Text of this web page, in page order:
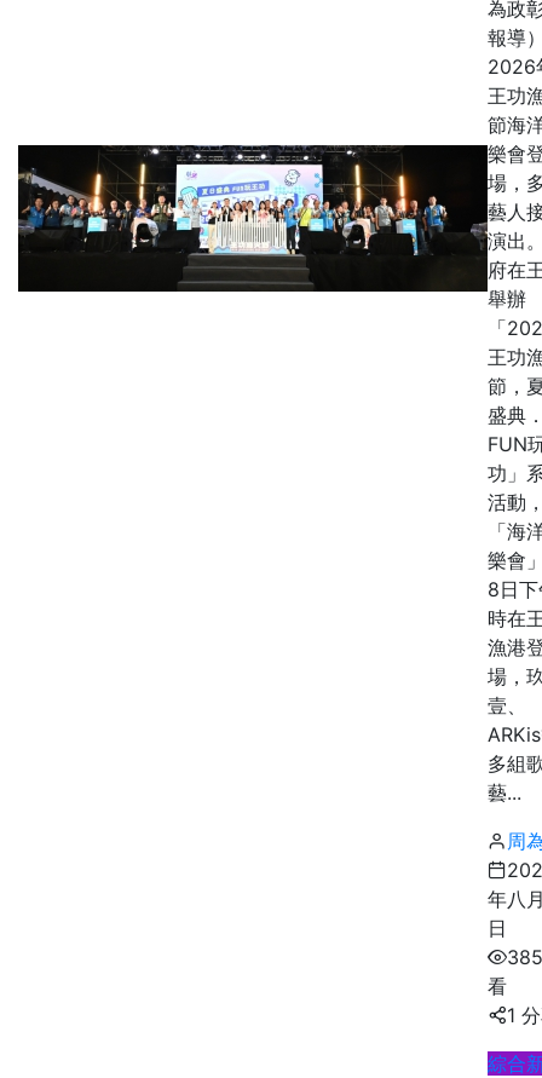
為政
報導
2026
王功
節海
樂會
場，
藝人
演出
府在
舉辦
「
王功
節，
盛典
FUN
功」
活動
「海
樂會
8日
時在
漁港
場，
壹、
多組
藝...
周
年八
日
看
1
綜合